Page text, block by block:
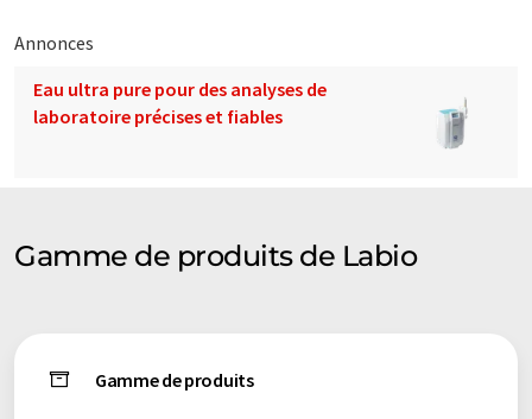
Annonces
Eau ultra pure pour des analyses de
laboratoire précises et fiables
Gamme de produits de Labio
Gamme de produits